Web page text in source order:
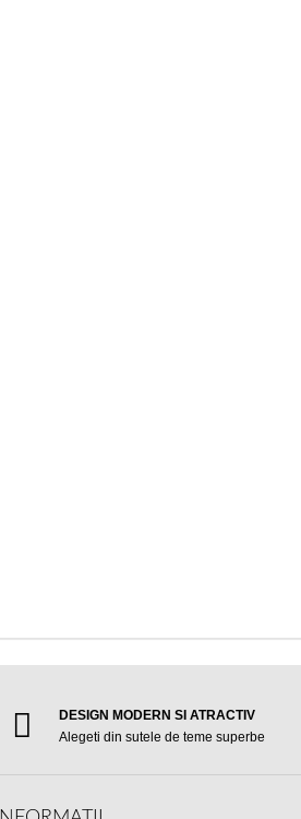
DESIGN MODERN SI ATRACTIV
Alegeti din sutele de teme superbe